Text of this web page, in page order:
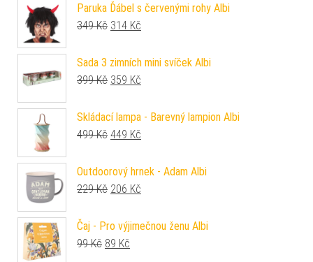
Paruka Ďábel s červenými rohy Albi
349Kč Původní cena byla: 349 Kč.
314 Kč
Sada 3 zimních mini svíček Albi
399Kč Původní cena byla: 399 Kč.
359 Kč
Skládací lampa - Barevný lampion Albi
499Kč Původní cena byla: 499 Kč.
449 Kč
Outdoorový hrnek - Adam Albi
229Kč Původní cena byla: 229 Kč.
206 Kč
Čaj - Pro výjimečnou ženu Albi
99Kč Původní cena byla: 99 Kč.
89 Kč